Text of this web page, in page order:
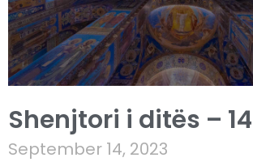
Shenjtori i ditës –
September 14, 2023